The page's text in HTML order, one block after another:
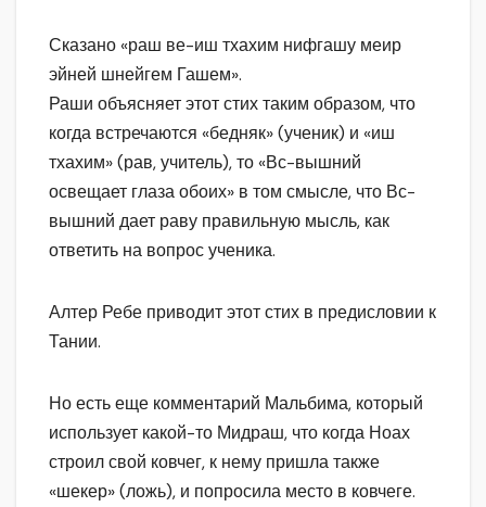
Сказано «раш ве-иш тхахим нифгашу меир
эйней шнейгем Гашем».
Раши объясняет этот стих таким образом, что
когда встречаются «бедняк» (ученик) и «иш
тхахим» (рав, учитель), то «Вс-вышний
освещает глаза обоих» в том смысле, что Вс-
вышний дает раву правильную мысль, как
ответить на вопрос ученика.
Алтер Ребе приводит этот стих в предисловии к
Тании.
Но есть еще комментарий Мальбима, который
использует какой-то Мидраш, что когда Ноах
строил свой ковчег, к нему пришла также
«шекер» (ложь), и попросила место в ковчеге.